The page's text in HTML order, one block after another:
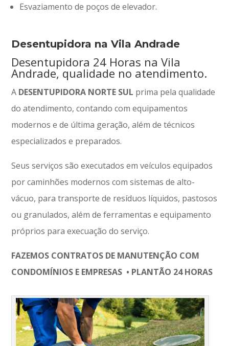
Esvaziamento de poços de elevador.
Desentupidora na Vila Andrade
Desentupidora 24 Horas na Vila
Andrade, qualidade no atendimento.
A DESENTUPIDORA NORTE SUL prima pela qualidade
do atendimento, contando com equipamentos
modernos e de última geração, além de técnicos
especializados e preparados.
Seus serviços são executados em veículos equipados
por caminhões modernos com sistemas de alto-
vácuo, para transporte de resíduos líquidos, pastosos
ou granulados, além de ferramentas e equipamento
próprios para execuação do serviço.
FAZEMOS CONTRATOS DE MANUTENÇÃO COM
CONDOMÍNIOS E EMPRESAS • PLANTÃO 24 HORAS